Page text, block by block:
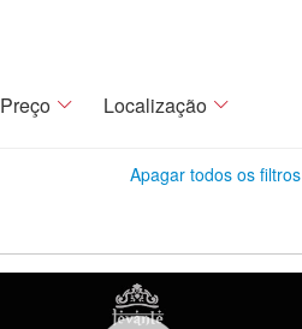
Preço Localização
Apagar todos os filtros